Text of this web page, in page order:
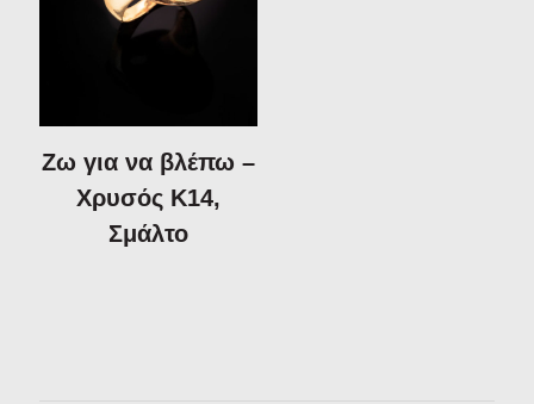
Ζω για να βλέπω –
Χρυσός Κ14,
Σμάλτο